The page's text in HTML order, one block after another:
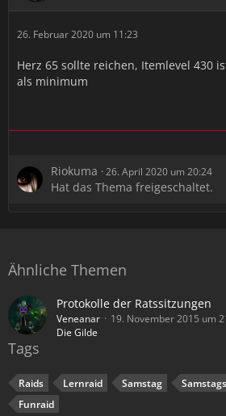
26. Februar 2020 um 11:23
Herz 65 sollte reichen, Itemlevel 430
als minimum
Riokuma 26. April 2020 um 20:24
Hat das Thema freigeschaltet.
Ähnliche Themen
Protokolle der Ratssitzungen
Veneanar
19. November 2015 um
Die Gilde
Tags
Raids Lernraid Samstag
Funraid